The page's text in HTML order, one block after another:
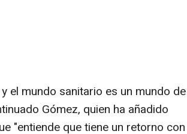
el mundo sanitario es un mundo de
Gómez, quien ha añadido
"entiende que tiene un retorno con